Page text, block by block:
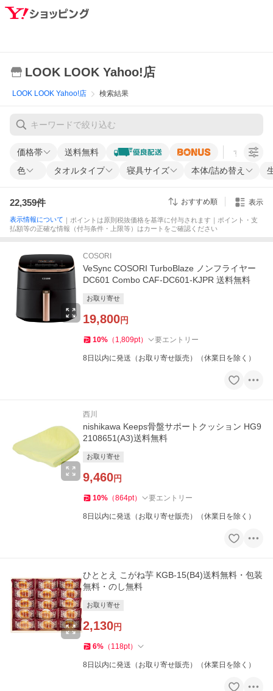
LOOK LOOK Yahoo!店
LOOK LOOK Yahoo!店 検索結果
価格帯 送料無料 すべての条
色 タオルタイプ 寝具サイズ 本体/詰め替え
22,359件 おすすめ順 表示
表示情報について ｜ポイントは原則税抜価格を基準に付与されます｜ポイント・支
払額等の正確な情報（付与条件・上限等）はカートをご確認ください
COSORI
VeSync COSORI TurboBlaze ノンフライヤー
DC601 Combo CAF-DC601-KJPR 送料無料
お取り寄せ
19,800円
10% （ 1,809pt） 要エントリー
8日以内に発送（お取り寄せ販売）（休業日を除く）
西川
nishikawa Keeps骨盤サポートクッション HG9
2108651(A3)送料無料
お取り寄せ
9,460円
10% （864pt） 要エントリー
8日以内に発送（お取り寄せ販売）（休業日を除く）
ひととえ こがね芋 KGB-15(B4)送料無料・包装
無料・のし無料
お取り寄せ
2,130円
6% （ 118pt）
8日以内に発送（お取り寄せ販売）（休業日を除く）